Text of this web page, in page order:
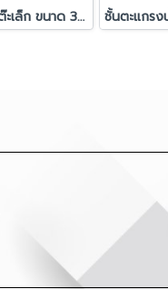
ชั้นตะแกรงตั้งโต๊ะเล็ก ขนาด 30 x 34 x 28 cm.